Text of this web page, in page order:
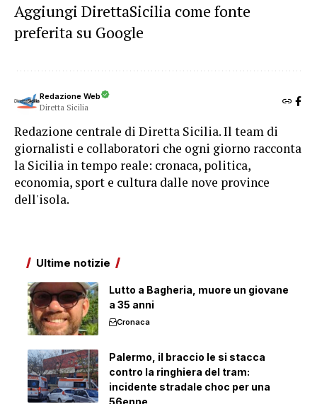
Aggiungi DirettaSicilia come fonte
preferita su Google
Redazione Web
Diretta Sicilia
Redazione centrale di Diretta Sicilia. Il team di
giornalisti e collaboratori che ogni giorno racconta
la Sicilia in tempo reale: cronaca, politica,
economia, sport e cultura dalle nove province
dell'isola.
Ultime notizie
Lutto a Bagheria, muore un giovane
a 35 anni
Cronaca
Palermo, il braccio le si stacca
contro la ringhiera del tram:
incidente stradale choc per una
56enne